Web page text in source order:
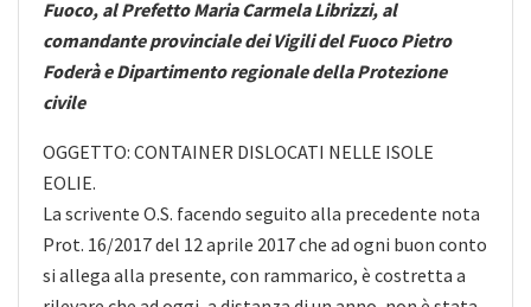
Fuoco, al Prefetto Maria Carmela Librizzi, al
comandante provinciale dei Vigili del Fuoco Pietro
Foderà e Dipartimento regionale della Protezione
civile
OGGETTO: CONTAINER DISLOCATI NELLE ISOLE
EOLIE.
La scrivente O.S. facendo seguito alla precedente nota
Prot. 16/2017 del 12 aprile 2017 che ad ogni buon conto
si allega alla presente, con rammarico, è costretta a